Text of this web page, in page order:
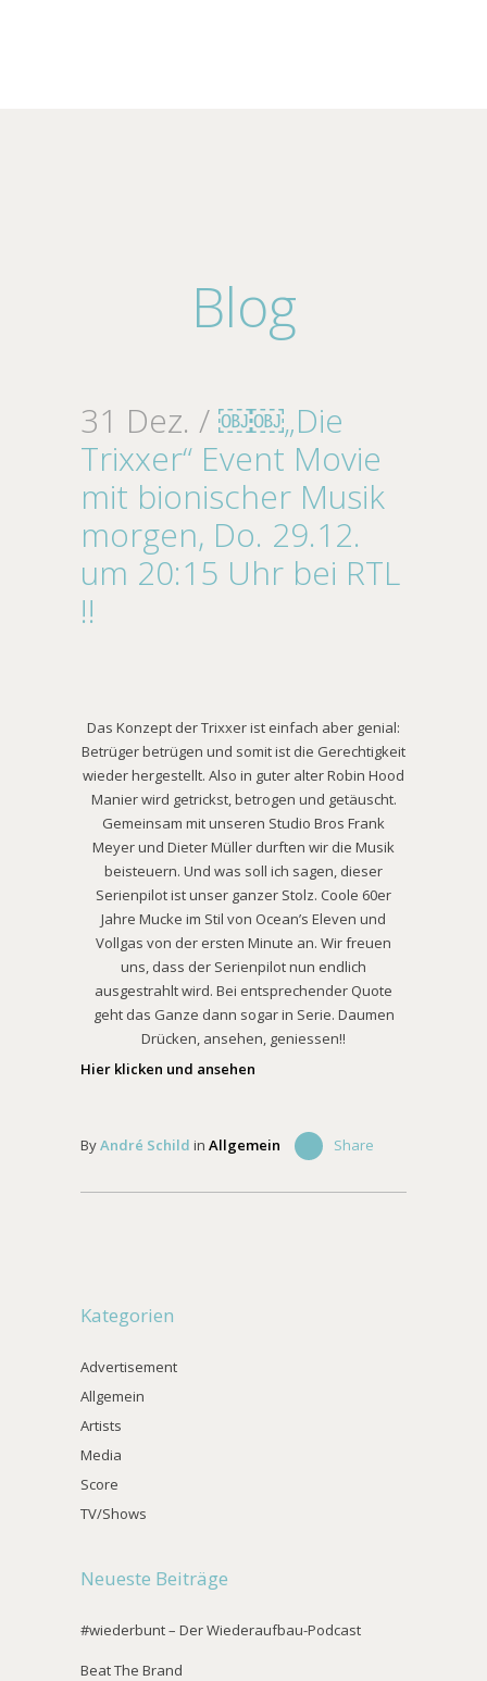
Blog
31 Dez. /￼￼„Die
Trixxer“ Event Movie
mit bionischer Musik
morgen, Do. 29.12.
um 20:15 Uhr bei RTL
!!
Das Konzept der Trixxer ist einfach aber genial:
Betrüger betrügen und somit ist die Gerechtigkeit
wieder hergestellt. Also in guter alter Robin Hood
Manier wird getrickst, betrogen und getäuscht.
Gemeinsam mit unseren Studio Bros Frank
Meyer und Dieter Müller durften wir die Musik
beisteuern. Und was soll ich sagen, dieser
Serienpilot ist unser ganzer Stolz. Coole 60er
Jahre Mucke im Stil von Ocean’s Eleven und
Vollgas von der ersten Minute an. Wir freuen
uns, dass der Serienpilot nun endlich
ausgestrahlt wird. Bei entsprechender Quote
geht das Ganze dann sogar in Serie. Daumen
Drücken, ansehen, geniessen!!
Hier klicken und ansehen
ByAndré Schild in Allgemein Share
Kategorien
Advertisement
Allgemein
Artists
Media
Score
TV/Shows
Neueste Beiträge
#wiederbunt – Der Wiederaufbau-Podcast
Beat The Brand